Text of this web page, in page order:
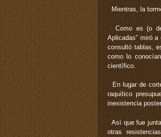
Mientras, la
Como es (o
Aplicadas” miró
consultó tablas,
como lo
científico.
En lugar de
raquítico
inexistencia
Así que fue
otras